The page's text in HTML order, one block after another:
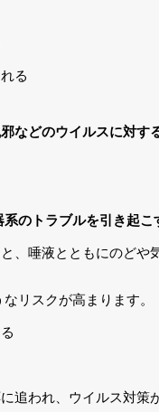
る
などのウイルスに対す
のトラブルを引き起こ
、唾液とともにのどや
リスクが高まります。
追われ、ウイルス対策